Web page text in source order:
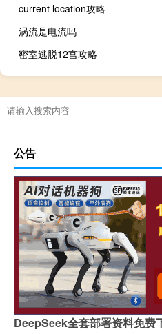
current location攻略
涡流是电流吗
密室逃脱12宫攻略
公告
DeepSeek全套部署资料免费